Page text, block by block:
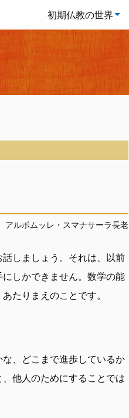
初期仏教の世界
アルボムッレ・スマナサーラ長老
しましょう。それは、以前
しかできません。数学の能
たりまえのことです。
、どこまで進歩しているか
他人のためにすることでは